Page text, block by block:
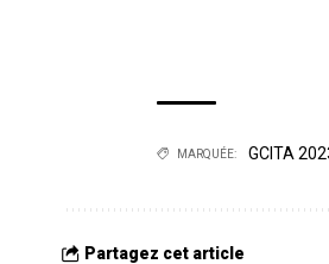
MARQUÉE: GCITA
Partagez cet article